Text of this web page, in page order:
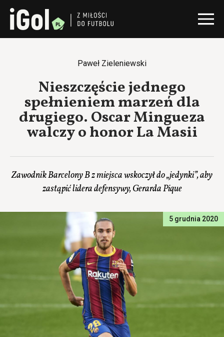
Paweł Zieleniewski
Nieszczęście jednego
spełnieniem marzeń dla
drugiego. Oscar Mingueza
walczy o honor La Masii
Zawodnik Barcelony B z miejsca wskoczył do „jedynki”, aby
zastąpić lidera defensywy, Gerarda Pique
5 grudnia 2020